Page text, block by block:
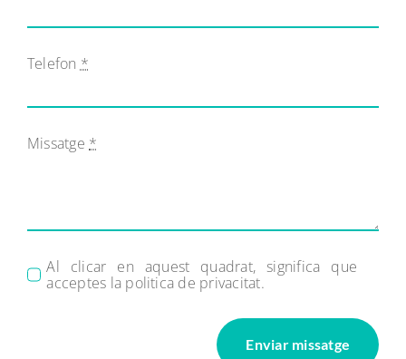
Telefon *
Missatge *
Al clicar en aquest quadrat, significa que
acceptes la politica de privacitat.
Enviar missatge